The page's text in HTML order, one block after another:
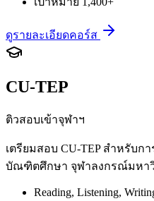
ดูรายละเอียดคอร์ส
CU-TEP
ติวสอบเข้าจุฬาฯ
เตรียมสอบ CU-TEP สำหรับก
บัณฑิตศึกษา จุฬาลงกรณ์มหา
Reading, Listening,